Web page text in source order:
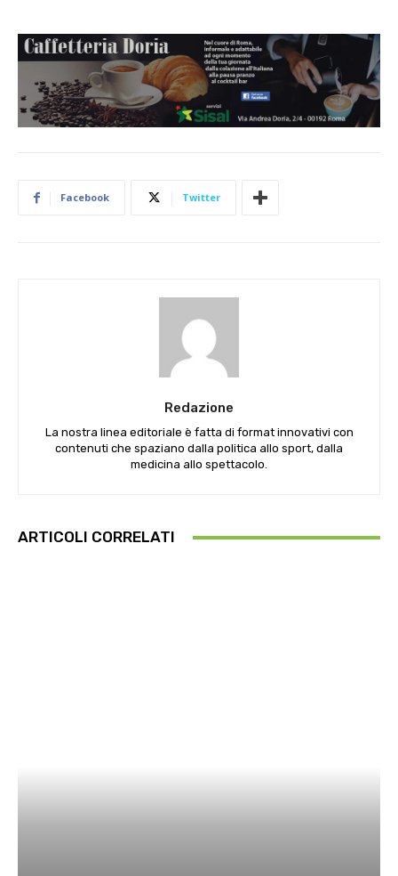
Facebook Twitter
Redazione
La nostra linea editoriale è fatta di format innovativi con
contenuti che spaziano dalla politica allo sport, dalla
medicina allo spettacolo.
ARTICOLI CORRELATI